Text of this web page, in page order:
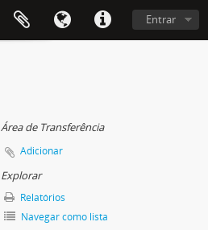
Entrar
Área de Transferência
Adicionar
Explorar
Relatórios
Navegar como lista